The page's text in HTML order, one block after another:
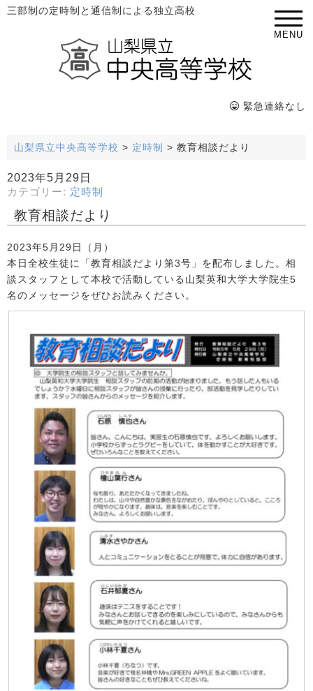
MENU
三部制の定時制と通信制による独立高校
緊急連絡なし
山梨県立中央高等学校 > 定時制 > 教育相談だより
2023年5月29日
カテゴリー: 定時制
教育相談だより
2023年5月29日（月）
本日全校生徒に「教育相談だより第3号」を配布しました。相
談スタッフとして本校で活動している山梨英和大学大学院生5
名のメッセージをぜひお読みください。